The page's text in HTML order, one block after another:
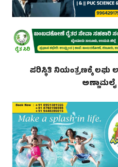
ಪರಿಸ್ಥಿತಿ ನಿಯಂತ್ರಣಕ್ಕೆ ಲಘು